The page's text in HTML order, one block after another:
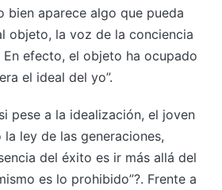
bien aparece algo que pueda
objeto, la voz de la conciencia
En efecto, el objeto ha ocupado
el ideal del yo”.
pese a la idealización, el joven
ley de las generaciones,
del éxito es ir más allá del
es lo prohibido”?. Frente a